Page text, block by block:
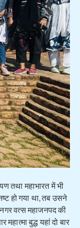
तथा महाभारत में भी
हो गया था, तब उसने
नगर वत्स महाजनपद की
बुद्ध यहां दो बार